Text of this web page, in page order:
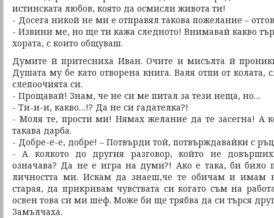
истинската любов, която да осмисли живота ти!
- Досега никой не ми е отправял такова пожелание –
- Извини ме, но ще ти кажа следното! Внимавай какво
хората, с които общуваш.
Думите й притесниха Иван. Очите и мисълта й
Душата му бе като отворена книга. Валя отпи от колата,
слепоочията си.
- Прощавай! Знам, че не си ме питал за тези неща, но…
- Ти-и-и, какво…!? Да не си гадателка?!
- Моля те, прости ми! Нямах желание да те засегна! А
такава дарба.
- Добре-е-е, добре! – Потвърди той, потвърждавайки с
- А колкото до другия разговор, който не
означава? Да не е игра на думи?! Ако е така, би било
личността ми. Искам да знаеш,че те обичам и имам
старая, да прикривам чувствата си когато съм на
освен това си ми шеф. Може би ще трябва да си търся
Замълчаха.